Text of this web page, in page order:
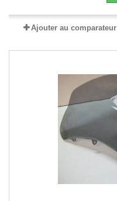
Ajouter au comparateur